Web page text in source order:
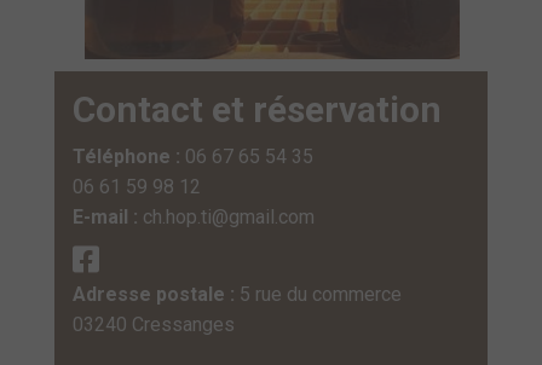
Contact et réservation
Téléphone : 06 67 65 54 35
06 61 59 98 12
E-mail : ch.hop.ti@gmail.com
Adresse postale : 5 rue du commerce
03240 Cressanges